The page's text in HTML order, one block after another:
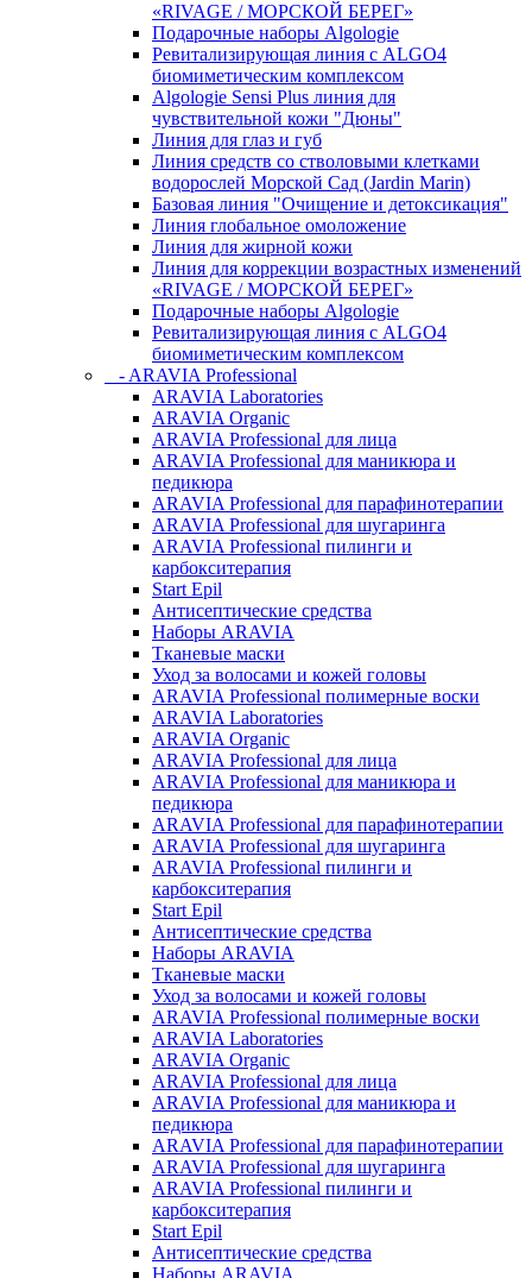
«RIVAGE / МОРСКОЙ БЕРЕГ»
Подарочные наборы Algologie
Ревитализирующая линия с ALGO4
биомиметическим комплексом
Algologie Sensi Plus линия для
чувcтвительной кожи "Дюны"
Линия для глаз и губ
Линия средств со стволовыми клетками
водорослей Морской Сад (Jardin Marin)
Базовая линия "Очищение и детоксикация"
Линия глобальное омоложение
Линия для жирной кожи
Линия для коррекции возрастных изменений
«RIVAGE / МОРСКОЙ БЕРЕГ»
Подарочные наборы Algologie
Ревитализирующая линия с ALGO4
биомиметическим комплексом
- ARAVIA Professional
ARAVIA Laboratories
ARAVIA Organic
ARAVIA Professional для лица
ARAVIA Professional для маникюра и
педикюра
ARAVIA Professional для парафинотерапии
ARAVIA Professional для шугаринга
ARAVIA Professional пилинги и
карбокситерапия
Start Epil
Антисептические средства
Наборы ARAVIA
Тканевые маски
Уход за волосами и кожей головы
ARAVIA Professional полимерные воски
ARAVIA Laboratories
ARAVIA Organic
ARAVIA Professional для лица
ARAVIA Professional для маникюра и
педикюра
ARAVIA Professional для парафинотерапии
ARAVIA Professional для шугаринга
ARAVIA Professional пилинги и
карбокситерапия
Start Epil
Антисептические средства
Наборы ARAVIA
Тканевые маски
Уход за волосами и кожей головы
ARAVIA Professional полимерные воски
ARAVIA Laboratories
ARAVIA Organic
ARAVIA Professional для лица
ARAVIA Professional для маникюра и
педикюра
ARAVIA Professional для парафинотерапии
ARAVIA Professional для шугаринга
ARAVIA Professional пилинги и
карбокситерапия
Start Epil
Антисептические средства
Наборы ARAVIA